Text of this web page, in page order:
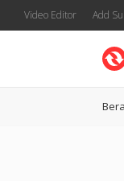
Video Editor Add